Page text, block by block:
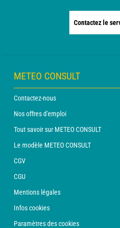
Contactez le
METEO CONSULT
Contactez-nous
Nos offres d'emploi
Tout savoir sur METEO CONSULT
Le modèle METEO CONSULT
CGV
CGU
Mentions légales
Infos cookies
Paramètres des cookies